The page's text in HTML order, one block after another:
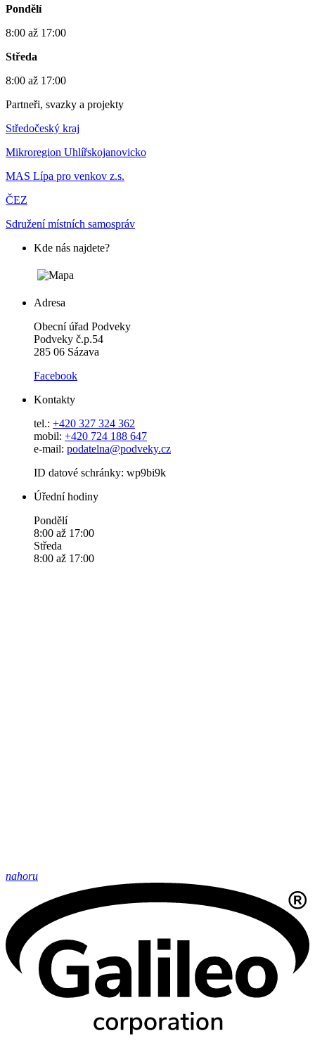
Pondělí
8:00 až 17:00
Středa
8:00 až 17:00
Partneři, svazky a projekty
Středočeský kraj
Mikroregion Uhlířskojanovicko
MAS Lípa pro venkov z.s.
ČEZ
Sdružení místních samospráv
Kde nás najdete?
Adresa
Obecní úřad Podveky
Podveky č.p.54
285 06 Sázava
Facebook
Kontakty
tel.: +420 327 324 362
mobil: +420 724 188 647
e-mail: podatelna@podveky.cz
ID datové schránky: wp9bi9k
Úřední hodiny
Pondělí
8:00 až 17:00
Středa
8:00 až 17:00
nahoru